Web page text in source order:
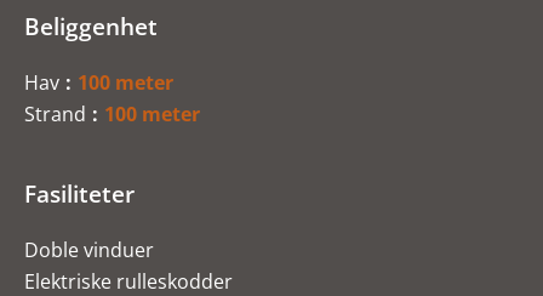
Beliggenhet
Hav
100 meter
Strand
100 meter
Fasiliteter
Doble vinduer
Elektriske rulleskodder